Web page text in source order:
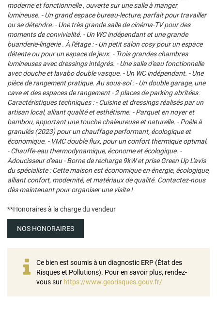
moderne et fonctionnelle , ouverte sur une salle à manger
lumineuse. - Un grand espace bureau-lecture, parfait pour travailler
ou se détendre. - Une très grande salle de cinéma-TV pour des
moments de convivialité. - Un WC indépendant et une grande
buanderie-lingerie . À l'étage : - Un petit salon cosy pour un espace
détente ou pour un espace de jeux. - Trois grandes chambres
lumineuses avec dressings intégrés. - Une salle d'eau fonctionnelle
avec douche et lavabo double vasque. - Un WC indépendant. - Une
pièce de rangement pratique. Au sous-sol : - Un double garage, une
cave et des espaces de rangement - 2 places de parking abritées.
Caractéristiques techniques : - Cuisine et dressings réalisés par un
artisan local, alliant qualité et esthétisme. - Parquet en noyer et
bambou, apportant une touche chaleureuse et naturelle. - Poêle à
granulés (2023) pour un chauffage performant, écologique et
économique. - VMC double flux, pour un confort thermique optimal.
- Chauffe-eau thermodynamique, économe et écologique. -
Adoucisseur d'eau - Borne de recharge 9kW et prise Green Up L'avis
du spécialiste : Cette maison est économique en énergie, écologique,
alliant confort, modernité, et matériaux de qualité. Contactez-nous
dès maintenant pour organiser une visite !
**Honoraires à la charge du vendeur
NOS HONORAIRES
Ce bien est soumis à un diagnostic ERP (État des
Risques et Pollutions). Pour en savoir plus, rendez-
vous sur https://www.georisques.gouv.fr/